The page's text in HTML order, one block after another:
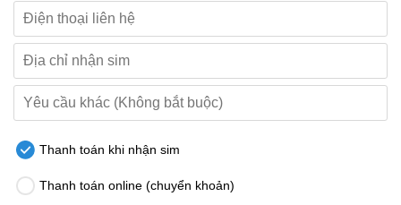
Thanh toán khi nhận sim
Thanh toán online (chuyển khoản)